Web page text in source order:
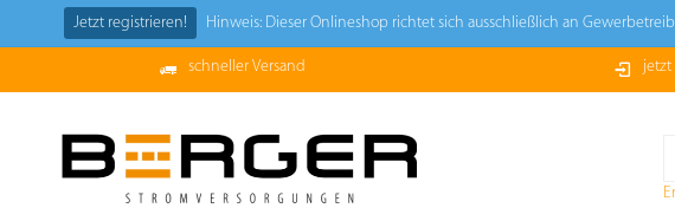
Jetzt registrieren! Hinweis: Dieser Onlineshop richtet sich ausschließlich an
schneller Versand